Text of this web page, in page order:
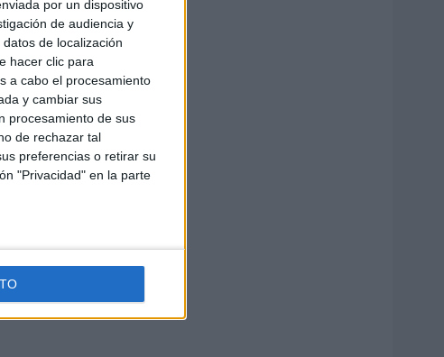
por un dispositivo
de audiencia y
de localización
hacer clic para
a cabo el procesamiento
y cambiar sus
procesamiento de sus
de rechazar tal
preferencias o retirar su
"Privacidad" en la parte